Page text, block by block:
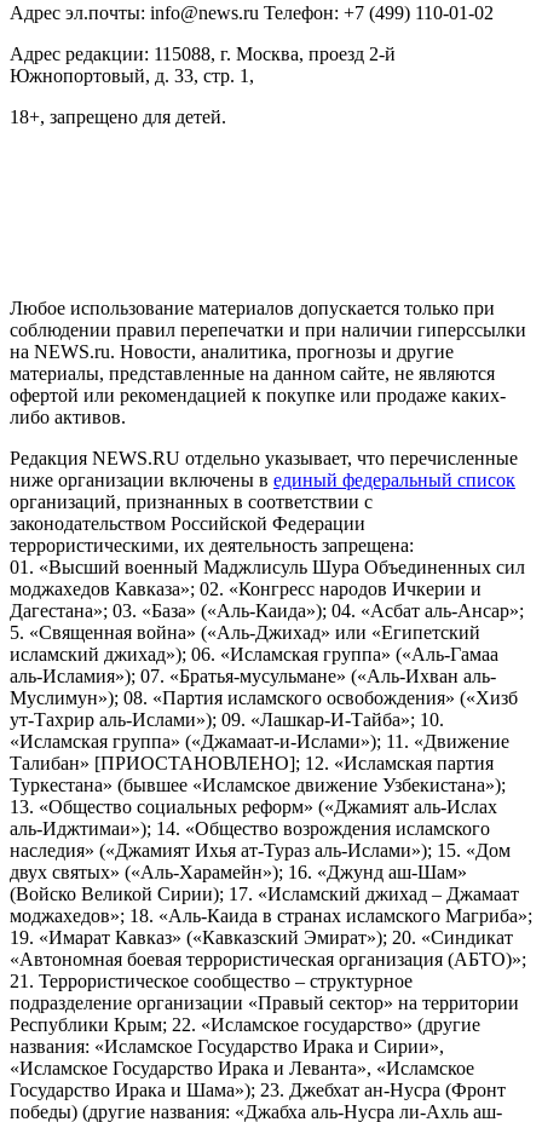
Адрес эл.почты: info@news.ru Телефон: +7 (499) 110-01-02
Адрес редакции: 115088, г. Москва, проезд 2-й
Южнопортовый, д. 33, стр. 1,
18+, запрещено для детей.
Любое использование материалов допускается только при
соблюдении правил перепечатки и при наличии гиперссылки
на NEWS.ru. Новости, аналитика, прогнозы и другие
материалы, представленные на данном сайте, не являются
офертой или рекомендацией к покупке или продаже каких-
либо активов.
Редакция NEWS.RU отдельно указывает, что перечисленные
ниже организации включены в единый федеральный список
организаций, признанных в соответствии с
законодательством Российской Федерации
террористическими, их деятельность запрещена:
01. «Высший военный Маджлисуль Шура Объединенных сил
моджахедов Кавказа»; 02. «Конгресс народов Ичкерии и
Дагестана»; 03. «База» («Аль-Каида»); 04. «Асбат аль-Ансар»;
5. «Священная война» («Аль-Джихад» или «Египетский
исламский джихад»); 06. «Исламская группа» («Аль-Гамаа
аль-Исламия»); 07. «Братья-мусульмане» («Аль-Ихван аль-
Муслимун»); 08. «Партия исламского освобождения» («Хизб
ут-Тахрир аль-Ислами»); 09. «Лашкар-И-Тайба»; 10.
«Исламская группа» («Джамаат-и-Ислами»); 11. «Движение
Талибан» [ПРИОСТАНОВЛЕНО]; 12. «Исламская партия
Туркестана» (бывшее «Исламское движение Узбекистана»);
13. «Общество социальных реформ» («Джамият аль-Ислах
аль-Иджтимаи»); 14. «Общество возрождения исламского
наследия» («Джамият Ихья ат-Тураз аль-Ислами»); 15. «Дом
двух святых» («Аль-Харамейн»); 16. «Джунд аш-Шам»
(Войско Великой Сирии); 17. «Исламский джихад – Джамаат
моджахедов»; 18. «Аль-Каида в странах исламского Магриба»;
19. «Имарат Кавказ» («Кавказский Эмират»); 20. «Синдикат
«Автономная боевая террористическая организация (АБТО)»;
21. Террористическое сообщество – структурное
подразделение организации «Правый сектор» на территории
Республики Крым; 22. «Исламское государство» (другие
названия: «Исламское Государство Ирака и Сирии»,
«Исламское Государство Ирака и Леванта», «Исламское
Государство Ирака и Шама»); 23. Джебхат ан-Нусра (Фронт
победы) (другие названия: «Джабха аль-Нусра ли-Ахль аш-